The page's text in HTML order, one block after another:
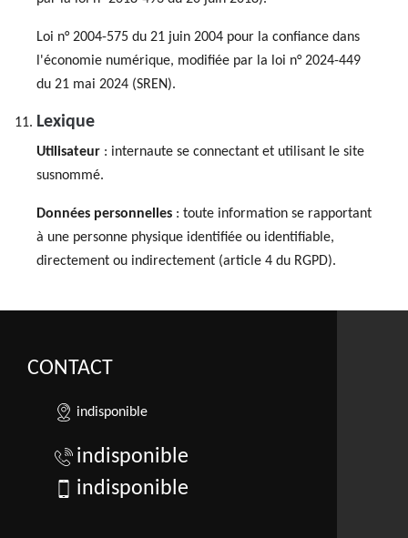
Loi n° 2004-575 du 21 juin 2004 pour la confiance dans
l'économie numérique, modifiée par la loi n° 2024-449
du 21 mai 2024 (SREN).
Lexique
Utilisateur : internaute se connectant et utilisant le site
susnommé.
Données personnelles : toute information se rapportant
à une personne physique identifiée ou identifiable,
directement ou indirectement (article 4 du RGPD).
CONTACT
indisponible
indisponible
indisponible